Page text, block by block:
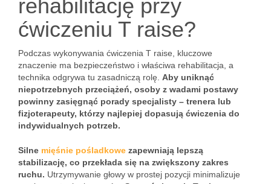
rehabilitację przy
ćwiczeniu T raise?
Podczas wykonywania ćwiczenia T raise, kluczowe
znaczenie ma bezpieczeństwo i właściwa rehabilitacja, a
technika odgrywa tu zasadniczą rolę. Aby uniknąć
niepotrzebnych przeciążeń, osoby z wadami postawy
powinny zasięgnąć porady specjalisty – trenera lub
fizjoterapeuty, którzy najlepiej dopasują ćwiczenia do
indywidualnych potrzeb.
Silne mięśnie pośladkowe zapewniają lepszą
stabilizację, co przekłada się na zwiększony zakres
ruchu. Utrzymywanie głowy w prostej pozycji minimalizuje